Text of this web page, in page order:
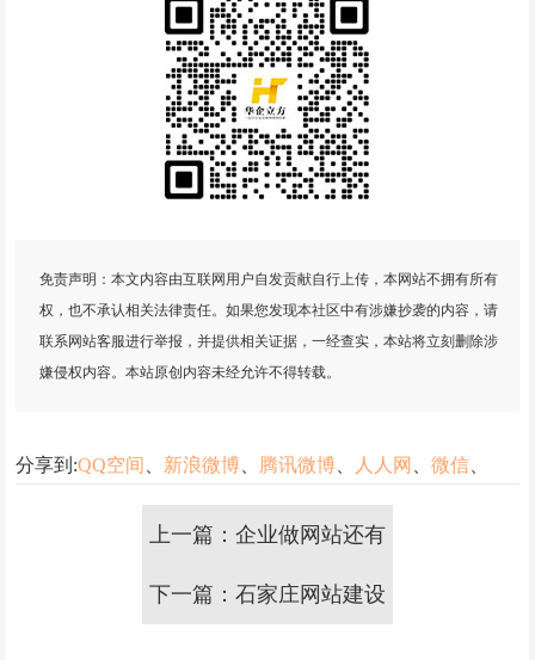
免责声明：本文内容由互联网用户自发贡献自行上传，本网站不拥有所有
权，也不承认相关法律责任。如果您发现本社区中有涉嫌抄袭的内容，请
联系网站客服进行举报，并提供相关证据，一经查实，本站将立刻删除涉
嫌侵权内容。本站原创内容未经允许不得转载。
分享到:QQ空间 、 新浪微博、 腾讯微博、 人人网 、微信、
上一篇：企业做网站还有
必要吗？
下一篇：石家庄网站建设